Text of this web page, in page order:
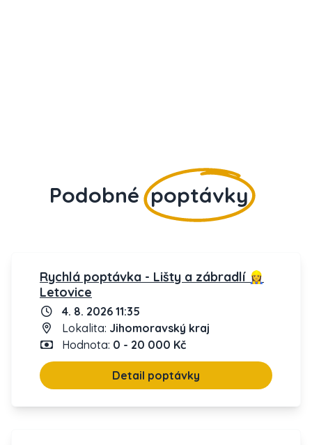
Podobné poptávky
Rychlá poptávka - Lišty a zábradlí 👷‍♀️
Letovice
4. 8. 2026 11:35
Lokalita: Jihomoravský kraj
Hodnota: 0 - 20 000 Kč
Detail poptávky